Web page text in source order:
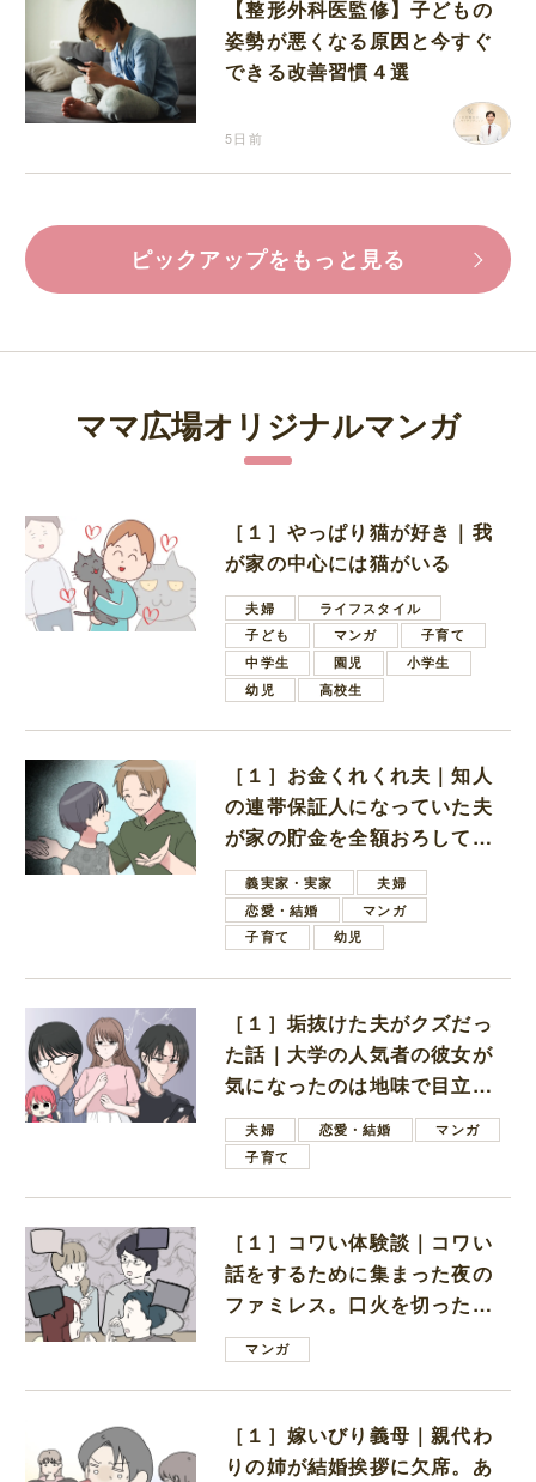
【整形外科医監修】子どもの
姿勢が悪くなる原因と今すぐ
できる改善習慣４選
5日前
ピックアップをもっと見る
ママ広場オリジナルマンガ
［１］やっぱり猫が好き｜我
が家の中心には猫がいる
夫婦
ライフスタイル
子ども
マンガ
子育て
中学生
園児
小学生
幼児
高校生
［１］お金くれくれ夫｜知人
の連帯保証人になっていた夫
が家の貯金を全額おろしてほ
しいと言ってきた
義実家・実家
夫婦
恋愛・結婚
マンガ
子育て
幼児
［１］垢抜けた夫がクズだっ
た話｜大学の人気者の彼女が
気になったのは地味で目立た
ない男子学生
夫婦 恋愛・結婚
マンガ
子育て
［１］コワい体験談｜コワい
話をするために集まった夜の
ファミレス。口火を切ったの
は電車好きの男の子ママ
マンガ
［１］嫁いびり義母｜親代わ
りの姉が結婚挨拶に欠席。あ